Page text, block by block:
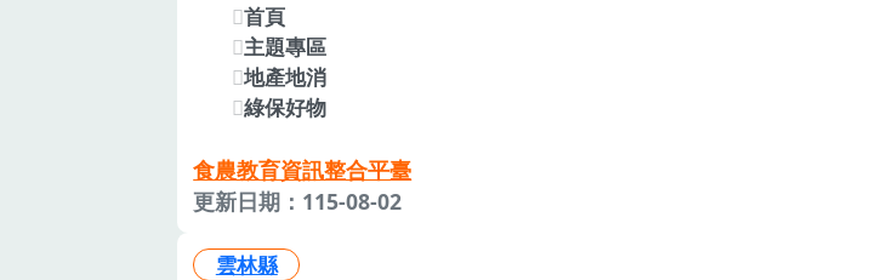
首頁
主題專區
地產地消
綠保好物
食農教育資訊整合平臺
更新日期：115-08-02
雲林縣